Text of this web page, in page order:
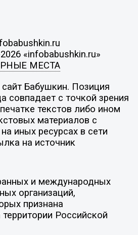
«infobabushkin.ru»
МЕСТА
Бабушкин. Позиция
совпадает с точкой зрения
текстов либо ином
материалов с
иных ресурсах в сети
на источник
и международных
организаций,
признана
Российской